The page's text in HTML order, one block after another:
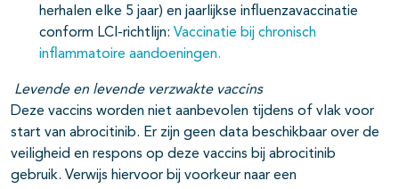
herhalen elke 5 jaar) en jaarlijkse influenzavaccinatie
conform LCI-richtlijn: Vaccinatie bij chronisch
inflammatoire aandoeningen.
Levende en levende verzwakte vaccins
Deze vaccins worden niet aanbevolen tijdens of vlak voor
start van abrocitinib. Er zijn geen data beschikbaar over de
veiligheid en respons op deze vaccins bij abrocitinib
gebruik. Verwijs hiervoor bij voorkeur naar een